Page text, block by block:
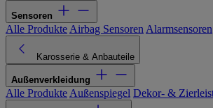
Sensoren
Alle Produkte Airbag Sensoren Alarmsensoren
Karosserie & Anbauteile
Außenverkleidung
Alle Produkte Außenspiegel Dekor- &